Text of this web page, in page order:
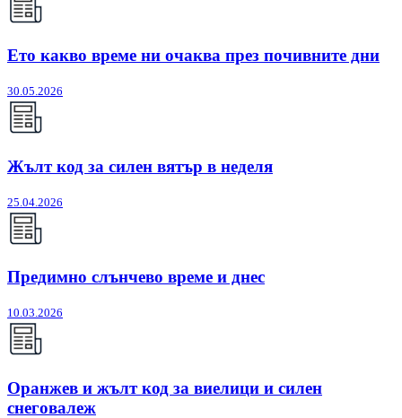
Ето какво време ни очаква през почивните дни
30.05.2026
Жълт код за силен вятър в неделя
25.04.2026
Предимно слънчево време и днес
10.03.2026
Оранжев и жълт код за виелици и силен
снеговалеж